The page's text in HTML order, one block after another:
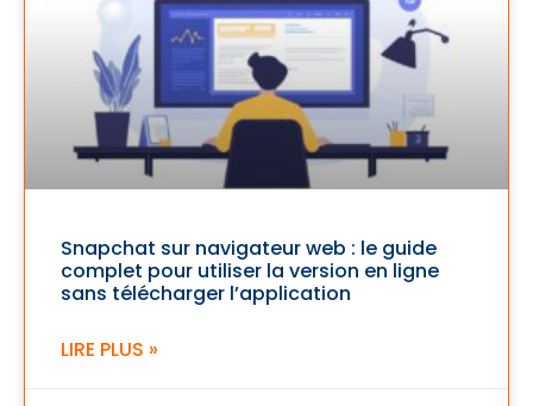
Snapchat sur navigateur web : le guide
complet pour utiliser la version en ligne
sans télécharger l’application
LIRE PLUS »